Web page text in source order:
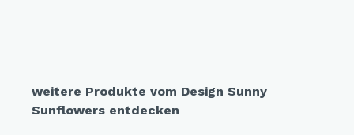
weitere Produkte vom Design Sunny
Sunflowers entdecken